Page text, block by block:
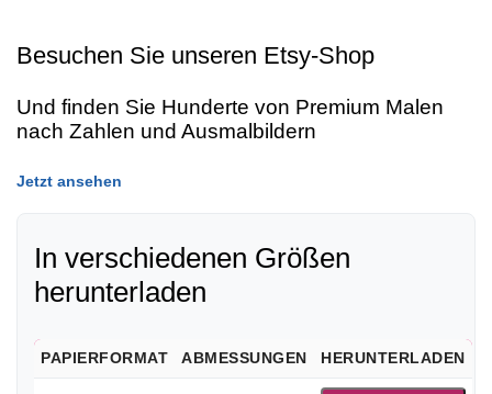
Besuchen Sie unseren Etsy-Shop
Und finden Sie Hunderte von Premium Malen
nach Zahlen und Ausmalbildern
Jetzt ansehen
In verschiedenen Größen
herunterladen
PAPIERFORMAT ABMESSUNGEN HERUNTERLADEN